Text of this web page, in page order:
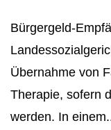
Bürgergeld-
Übernahme von
Therapie, sofern
werden. In